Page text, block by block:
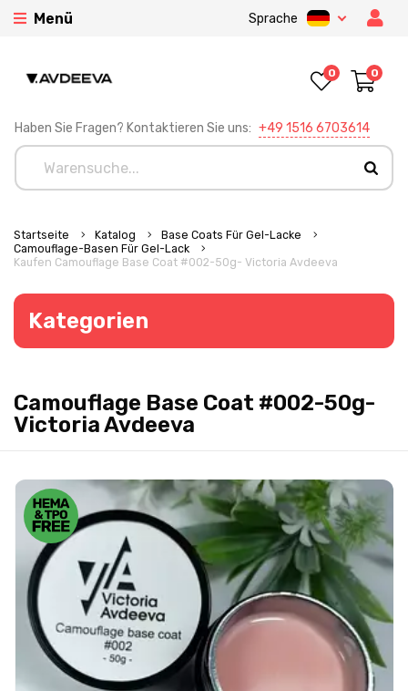
Menü Sprache
Haben Sie Fragen? Kontaktieren Sie uns: +49 1516 6703614
0 0
Startseite Katalog
Base Coats Für Gel-Lacke
Camouflage-Basen Für Gel-Lack
Kaufen Camouflage Base Coat #002-50g- Victoria Avdeeva
Kategorien
Camouflage Base Coat #002-50g-
Victoria Avdeeva